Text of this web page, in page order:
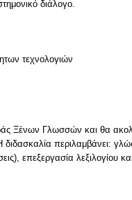
διάλογο.
τεχνολογιών
Ξένων Γλωσσών και θα
περιλαμβάνει:
επεξεργασία λεξιλογίου